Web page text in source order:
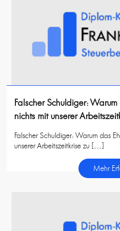
Falscher Schuldiger:
nichts mit unserer
Falscher Schuldiger: Warum das
unserer Arbeitszeitkrise zu […]
Mehr